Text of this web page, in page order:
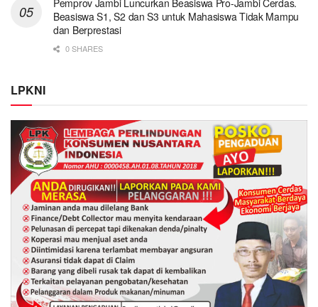
Beasiswa S1, S2 dan S3 untuk Mahasiswa Tidak Mampu
dan Berprestasi
0 SHARES
LPKNI